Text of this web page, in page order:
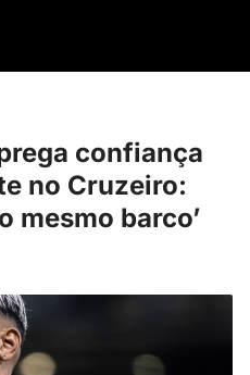
confiança
no Cruzeiro:
mesmo barco’